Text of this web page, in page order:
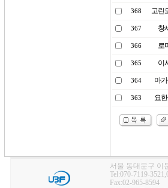
368 고린
367 창
366 로
365 이
364 마
363 요
서울 동대문구 이
Tel:070-7119-
Fax:02-965-8594